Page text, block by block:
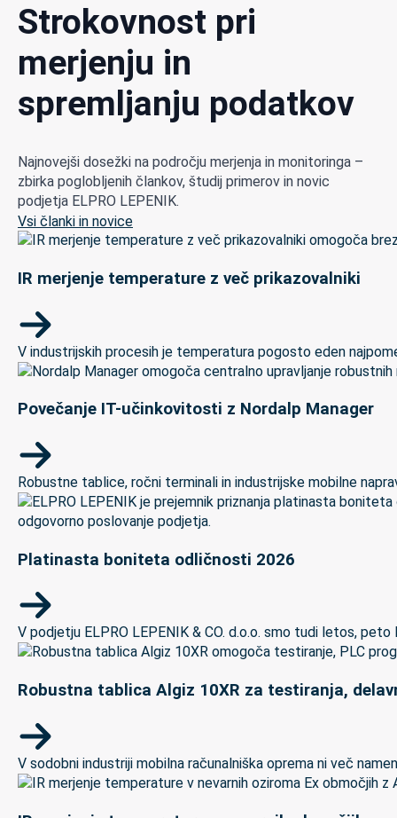
Strokovnost pri
merjenju in
spremljanju podatkov
Najnovejši dosežki na področju merjenja in monitoringa –
zbirka poglobljenih člankov, študij primerov in novic
podjetja ELPRO LEPENIK.
Vsi članki in novice
IR merjenje temperature z več prikazovalniki
V industrijskih procesih je temperatura pogosto eden
Povečanje IT-učinkovitosti z Nordalp Manager
Robustne tablice, ročni terminali in industrijske mobilne
Platinasta boniteta odličnosti 2026
V podjetju ELPRO LEPENIK & CO. d.o.o. smo tudi letos,
Robustna tablica Algiz 10XR za testiranja,
V sodobni industriji mobilna računalniška oprema ni več